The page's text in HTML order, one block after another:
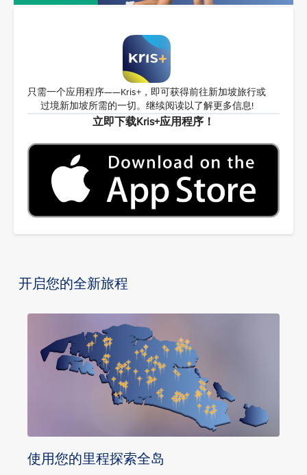
只需一个应用程序——Kris+，即可获得前往新加坡旅行或
过境新加坡所需的一切。继续阅读以了解更多信息!
立即下载Kris+应用程序！
开启您的全新旅程
使用您的里程探索全岛